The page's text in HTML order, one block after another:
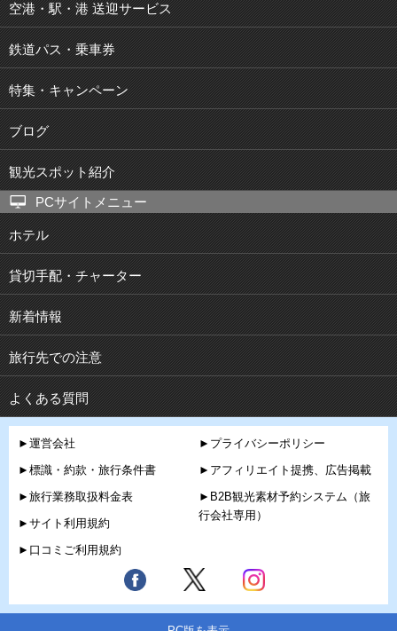
空港・駅・港 送迎サービス
鉄道パス・乗車券
特集・キャンペーン
ブログ
観光スポット紹介
PCサイトメニュー
ホテル
貸切手配・チャーター
新着情報
旅行先での注意
よくある質問
►運営会社
►標識・約款・旅行条件書
►旅行業務取扱料金表
►サイト利用規約
►口コミご利用規約
►プライバシーポリシー
►アフィリエイト提携、広告掲載
►B2B観光素材予約システム（旅
行会社専用）